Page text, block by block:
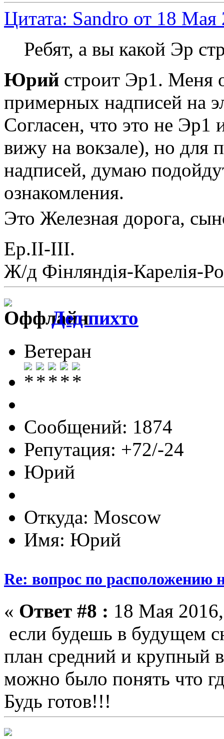
Цитата: Sandro от 18
Ребят, а вы какой Эр
Юрий строит Эр1. Меня
примерных надписей на
Согласен, что это не Эр1
вижу на вокзале), но для
надписей, думаю
ознакомления.
Это Железная дорога,
Ер.II-III.
Ж/д Фiнляндiя-Карелiя-
Дед пихто
Ветеран
Сообщений: 1874
Репутация: +72/-24
Юрий
Откуда: Moscow
Имя: Юрий
Re: вопрос по расположению
« Ответ #8 : 18 Мая
если будешь в будущем
план средний и крупный
можно было понять что
Будь готов!!!